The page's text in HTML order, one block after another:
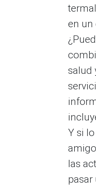
en un
salud
Y si
las
pasar